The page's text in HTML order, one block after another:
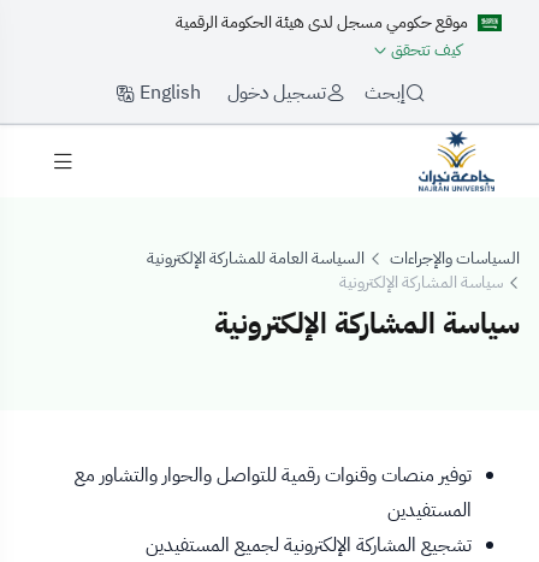
موقع حكومي مسجل لدى هيئة الحكومة الرقمية
كيف تتحقق
إبحث تسجيل دخول English
السياسات والإجراءات
السياسة العامة للمشاركة الإلكترونية
سياسة المشاركة الإلكترونية
سياسة المشاركة الإلكترونية
سياسة المشاركة
توفير منصات وقنوات رقمية للتواصل والحوار والتشاور مع
المستفيدين
تشجيع المشاركة الإلكترونية لجميع المستفيدين